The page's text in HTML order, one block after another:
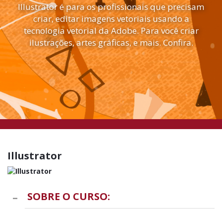
Illustrator é para os profissionais que precisam
criar, editar imagens vetoriais usando a
tecnologia vetorial da Adobe. Para você criar
ilustrações, artes gráficas, e mais. Confira.
Illustrator
SOBRE O CURSO: